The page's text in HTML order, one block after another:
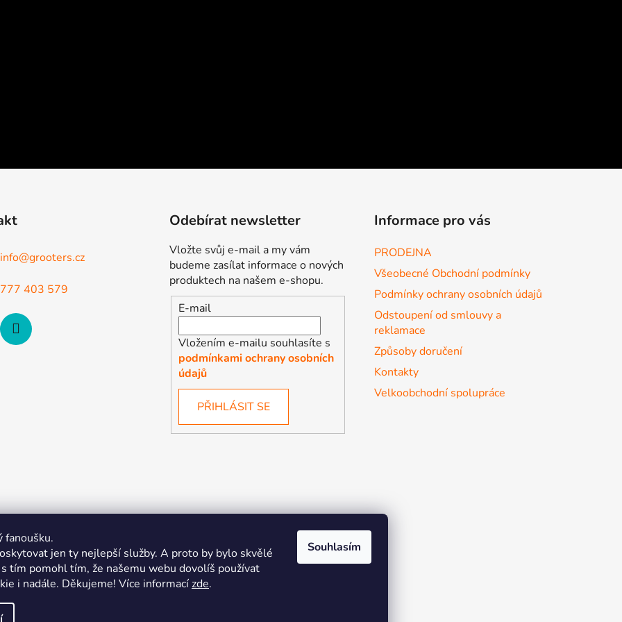
fanoušku.
jen ty nejlepší služby. A proto by bylo skvělé
tím pomohl tím, že našemu webu dovolíš používat
i nadále. Děkujeme! Více informacízde.
Souhlasím
info@grooters.cz
777 403 579
Odebírat newsletter
Vložte svůj e-mail a my vám
budeme zasílat informace o nových
produktech na našem e-shopu.
E-mail
Vložením e-mailu souhlasíte s
podmínkami ochrany osobních
údajů
PŘIHLÁSIT SE
Informace pro vás
PRODEJNA
Všeobecné Obchodní podmínky
Podmínky ochrany osobních údajů
Odstoupení od smlouvy a
reklamace
Způsoby doručení
Kontakty
Velkoobchodní spolupráce
Pořiďte si vlastní merch Midnight Gear | Ride the night, wear the soul